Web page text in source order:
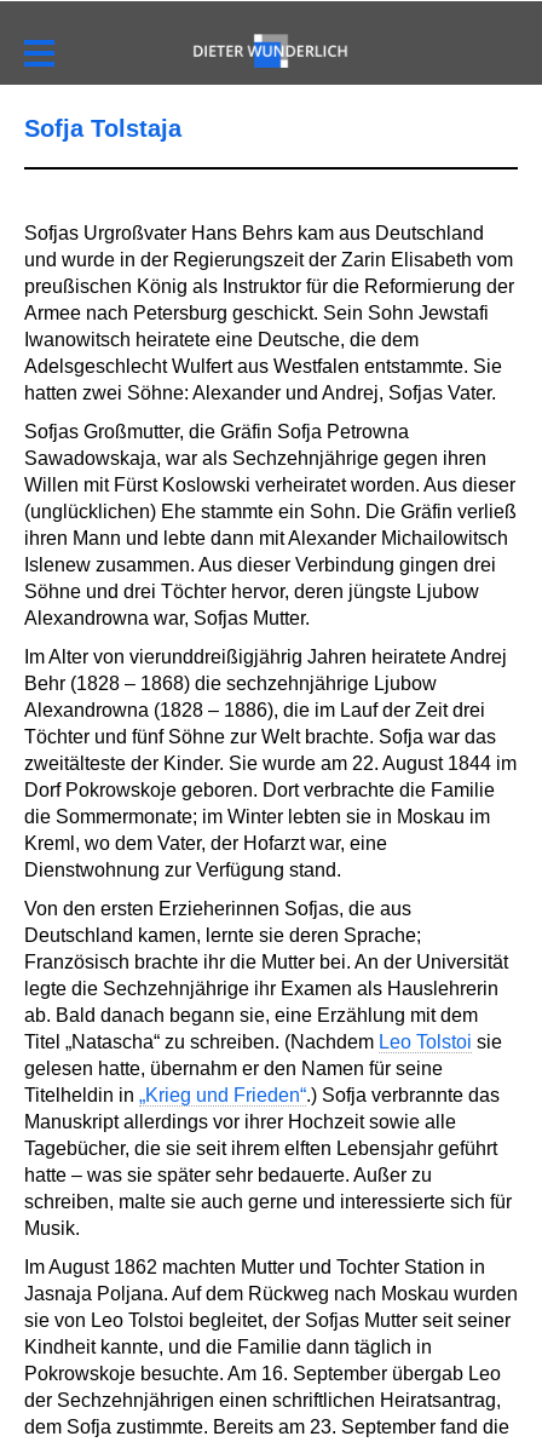
Sofja Tolstaja
Sofjas Urgroßvater Hans Behrs kam aus Deutschland
und wurde in der Regierungszeit der Zarin Elisabeth vom
preußischen König als Instruktor für die Reformierung der
Armee nach Petersburg geschickt. Sein Sohn Jewstafi
Iwanowitsch heiratete eine Deutsche, die dem
Adelsgeschlecht Wulfert aus Westfalen entstammte. Sie
hatten zwei Söhne: Alexander und Andrej, Sofjas Vater.
Sofjas Großmutter, die Gräfin Sofja Petrowna
Sawadowskaja, war als Sechzehnjährige gegen ihren
Willen mit Fürst Koslowski verheiratet worden. Aus dieser
(unglücklichen) Ehe stammte ein Sohn. Die Gräfin verließ
ihren Mann und lebte dann mit Alexander Michailowitsch
Islenew zusammen. Aus dieser Verbindung gingen drei
Söhne und drei Töchter hervor, deren jüngste Ljubow
Alexandrowna war, Sofjas Mutter.
Im Alter von vierunddreißigjährig Jahren heiratete Andrej
Behr (1828 – 1868) die sechzehnjährige Ljubow
Alexandrowna (1828 – 1886), die im Lauf der Zeit drei
Töchter und fünf Söhne zur Welt brachte. Sofja war das
zweitälteste der Kinder. Sie wurde am 22. August 1844 im
Dorf Pokrowskoje geboren. Dort verbrachte die Familie
die Sommermonate; im Winter lebten sie in Moskau im
Kreml, wo dem Vater, der Hofarzt war, eine
Dienstwohnung zur Verfügung stand.
Von den ersten Erzieherinnen Sofjas, die aus
Deutschland kamen, lernte sie deren Sprache;
Französisch brachte ihr die Mutter bei. An der Universität
legte die Sechzehnjährige ihr Examen als Hauslehrerin
ab. Bald danach begann sie, eine Erzählung mit dem
Titel „Natascha“ zu schreiben. (Nachdem Leo Tolstoi sie
gelesen hatte, übernahm er den Namen für seine
Titelheldin in „Krieg und Frieden“.) Sofja verbrannte das
Manuskript allerdings vor ihrer Hochzeit sowie alle
Tagebücher, die sie seit ihrem elften Lebensjahr geführt
hatte – was sie später sehr bedauerte. Außer zu
schreiben, malte sie auch gerne und interessierte sich für
Musik.
Im August 1862 machten Mutter und Tochter Station in
Jasnaja Poljana. Auf dem Rückweg nach Moskau wurden
sie von Leo Tolstoi begleitet, der Sofjas Mutter seit seiner
Kindheit kannte, und die Familie dann täglich in
Pokrowskoje besuchte. Am 16. September übergab Leo
der Sechzehnjährigen einen schriftlichen Heiratsantrag,
dem Sofja zustimmte. Bereits am 23. September fand die